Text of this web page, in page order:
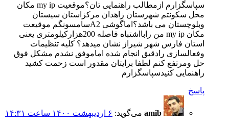
سپاسگزارم ازمطالب راهنمایی تان؟موقعیت my ip مکان
محل سکونتم شهرستان زاهدان مرکزاستان سیستان
وبلوچستان می باشد؟اماگوشی A2سامسونگم موقیعت
مکان my ip من رابااشتباه فاصله 200هزارکیلومتری یعنی
استان فارس شهر شیراز نشان میدهد؟ کلیه تنظیمات
وفعالسازی رادقیق انجام شده اماموفق نشدم مشکل فوق
حل ومرتفع کنم لطفا برایتان مقدور است زحمت کشید
راهنمایی کنیدسپاسگزارم
پاسخ
amib می‌گوید: ۶ اردیبهشت ۱۴۰۰ ساعت ۱۴:۳۱